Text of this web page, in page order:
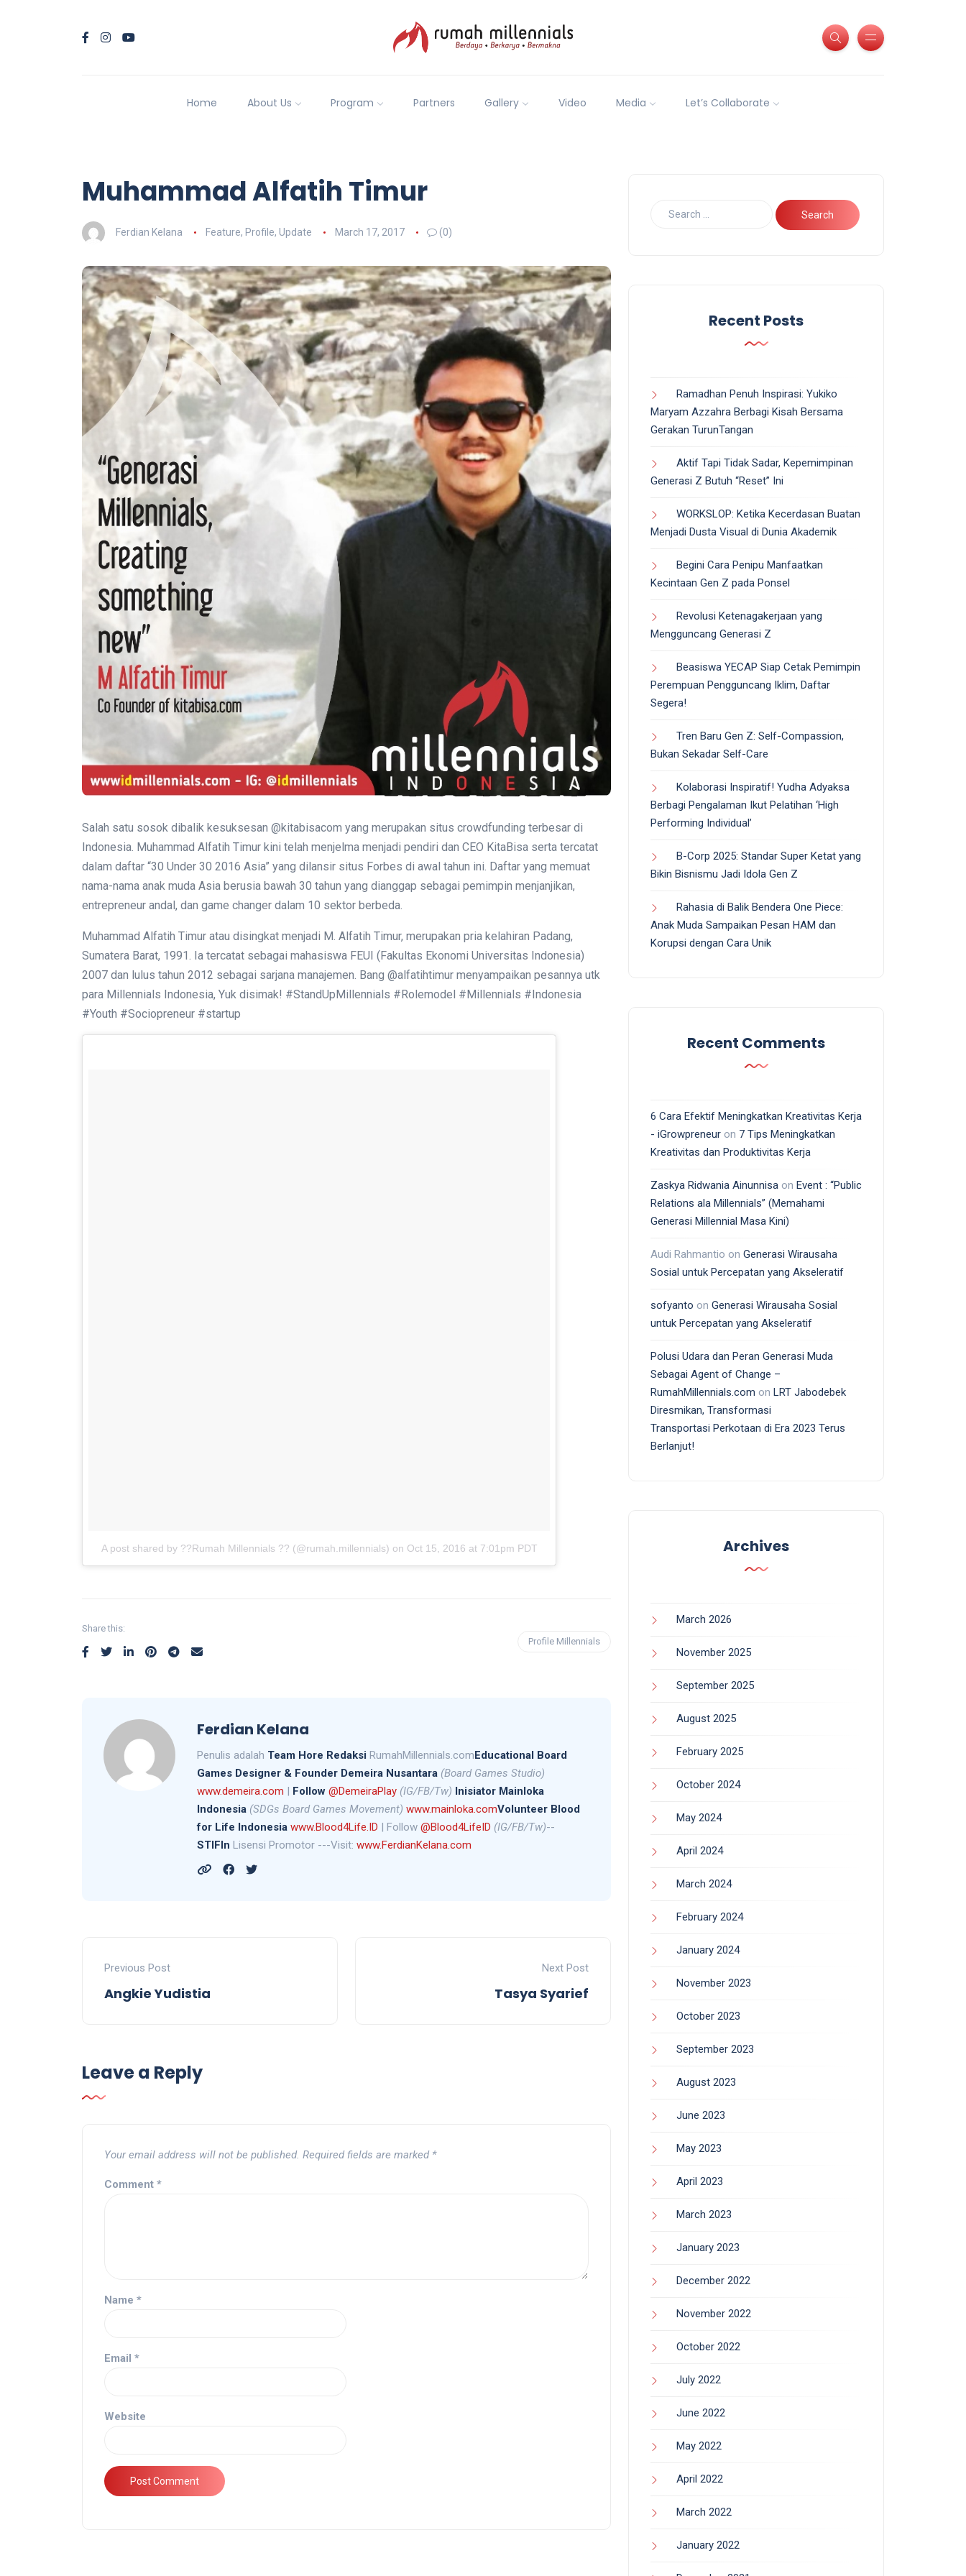
Home About Us Program Partners Gallery Video Media Let’s Collaborate
Muhammad Alfatih Timur
Ferdian Kelana Feature, Profile, Update March 17, 2017 (0)
Salah satu sosok dibalik kesuksesan @kitabisacom yang merupakan situs crowdfunding terbesar di
Indonesia. Muhammad Alfatih Timur kini telah menjelma menjadi pendiri dan CEO KitaBisa serta tercatat
dalam daftar “30 Under 30 2016 Asia” yang dilansir situs Forbes di awal tahun ini. Daftar yang memuat
nama-nama anak muda Asia berusia bawah 30 tahun yang dianggap sebagai pemimpin menjanjikan,
entrepreneur andal, dan game changer dalam 10 sektor berbeda.
Muhammad Alfatih Timur atau disingkat menjadi M. Alfatih Timur, merupakan pria kelahiran Padang,
Sumatera Barat, 1991. Ia tercatat sebagai mahasiswa FEUI (Fakultas Ekonomi Universitas Indonesia)
2007 dan lulus tahun 2012 sebagai sarjana manajemen. Bang @alfatihtimur menyampaikan pesannya utk
para Millennials Indonesia, Yuk disimak! #StandUpMillennials #Rolemodel #Millennials #Indonesia
#Youth #Sociopreneur #startup
A post shared by ??Rumah Millennials ?? (@rumah.millennials) on Oct 15, 2016 at 7:01pm PDT
Share this:
Profile Millennials
Ferdian Kelana
Penulis adalah Team Hore Redaksi RumahMillennials.comEducational Board
Games Designer & Founder Demeira Nusantara (Board Games Studio)
www.demeira.com | Follow @DemeiraPlay (IG/FB/Tw) Inisiator Mainloka
Indonesia (SDGs Board Games Movement) www.mainloka.comVolunteer Blood
for Life Indonesia www.Blood4Life.ID | Follow @Blood4LifeID (IG/FB/Tw)--
STIFIn Lisensi Promotor ---Visit: www.FerdianKelana.com
Previous Post
Angkie Yudistia
Next Post
Tasya Syarief
Leave a Reply
Your email address will not be published. Required fields are marked *
Comment *
Name *
Email *
Website
Recent Posts
Ramadhan Penuh Inspirasi: Yukiko
Maryam Azzahra Berbagi Kisah Bersama
Gerakan TurunTangan
Aktif Tapi Tidak Sadar, Kepemimpinan
Generasi Z Butuh “Reset” Ini
WORKSLOP: Ketika Kecerdasan Buatan
Menjadi Dusta Visual di Dunia Akademik
Begini Cara Penipu Manfaatkan
Kecintaan Gen Z pada Ponsel
Revolusi Ketenagakerjaan yang
Mengguncang Generasi Z
Beasiswa YECAP Siap Cetak Pemimpin
Perempuan Pengguncang Iklim, Daftar
Segera!
Tren Baru Gen Z: Self-Compassion,
Bukan Sekadar Self-Care
Kolaborasi Inspiratif! Yudha Adyaksa
Berbagi Pengalaman Ikut Pelatihan ‘High
Performing Individual’
B-Corp 2025: Standar Super Ketat yang
Bikin Bisnismu Jadi Idola Gen Z
Rahasia di Balik Bendera One Piece:
Anak Muda Sampaikan Pesan HAM dan
Korupsi dengan Cara Unik
Recent Comments
6 Cara Efektif Meningkatkan Kreativitas Kerja
- iGrowpreneur on 7 Tips Meningkatkan
Kreativitas dan Produktivitas Kerja
Zaskya Ridwania Ainunnisa on Event : “Public
Relations ala Millennials” (Memahami
Generasi Millennial Masa Kini)
Audi Rahmantio on Generasi Wirausaha
Sosial untuk Percepatan yang Akseleratif
sofyanto on Generasi Wirausaha Sosial
untuk Percepatan yang Akseleratif
Polusi Udara dan Peran Generasi Muda
Sebagai Agent of Change –
RumahMillennials.com on LRT Jabodebek
Diresmikan, Transformasi
Transportasi Perkotaan di Era 2023 Terus
Berlanjut!
Archives
March 2026
November 2025
September 2025
August 2025
February 2025
October 2024
May 2024
April 2024
March 2024
February 2024
January 2024
November 2023
October 2023
September 2023
August 2023
June 2023
May 2023
April 2023
March 2023
January 2023
December 2022
November 2022
October 2022
July 2022
June 2022
May 2022
April 2022
March 2022
January 2022